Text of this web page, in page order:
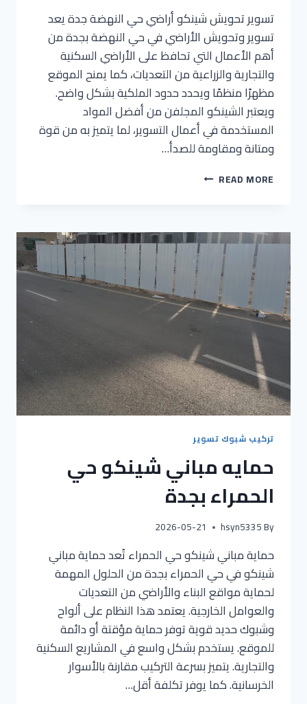
تسوير تحويش شينكو أراضي حي النهضة جدة يعد
تسوير وتحويش الأراضي في حي النهضة بجدة من
أهم الأعمال التي تحافظ على الأراضي السكنية
والتجارية والزراعية من التعديات، كما يمنح الموقع
مظهرًا منظمًا ويحدد حدود الملكية بشكل واضح.
ويعتبر الشينكو المجلفن من أفضل المواد
المستخدمة في أعمال التسوير، لما يتميز به من قوة
ومتانة ومقاومة للصدأ…
READ MORE
تركيب شبوك تسوير
حمايه مباني شينكو حي
الحمراء بجدة
By
hsyn5335
2026-05-21
حماية مباني شينكو حي الحمراء تُعد حماية مباني
شينكو في حي الحمراء بجدة من الحلول المهمة
لحماية مواقع البناء والأراضي من التعديات
والعوامل الخارجية. يعتمد هذا النظام على ألواح
وشبوك حديد قوية توفر حماية مؤقتة أو دائمة
للموقع. يستخدم بشكل واسع في المشاريع السكنية
والتجارية. يتميز بسرعة التركيب مقارنة بالأسوار
الخرسانية. كما يوفر تكلفة أقل…